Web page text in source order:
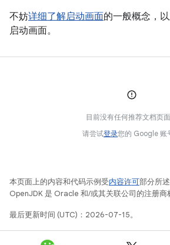
不妨详细了解启动画面的一般概念，
启动画面。
目前没有任何推荐文档页面
请尝试登录您的 Google 账
本页面上的内容和代码示例受内容许可部分所
OpenJDK 是 Oracle 和/或其关联公司的注册商
最后更新时间 (UTC)：2026-07-15。